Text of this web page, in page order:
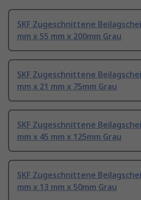
SKF Zugeschnittene
mm x 55 mm x 200mm Grau
SKF Zugeschnittene
mm x 21 mm x 75mm Grau
SKF Zugeschnittene
mm x 45 mm x 125mm Grau
SKF Zugeschnittene
mm x 13 mm x 50mm Grau